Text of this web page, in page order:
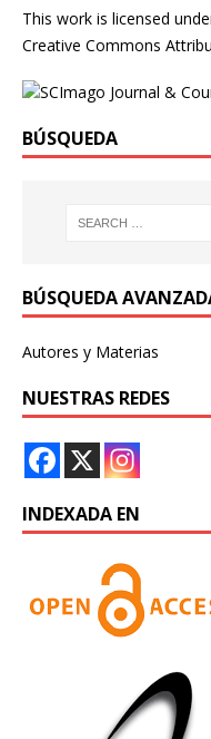
This work is licensed
Creative Commons
BÚSQUEDA
BÚSQUEDA
Autores y Materias
NUESTRAS REDES
INDEXADA EN